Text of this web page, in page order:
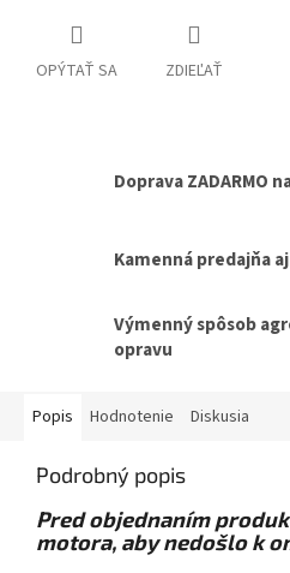
OPÝTAŤ SA ZDIEĽAŤ
Doprava ZADARMO
Kamenná predajňa
Výmenný spôsob
opravu
Popis Hodnotenie Diskusia
Podrobný popis
Pred objednaním
motora, aby nedošlo k